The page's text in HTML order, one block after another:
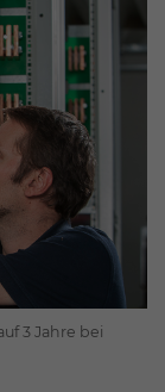
3 Jahre bei